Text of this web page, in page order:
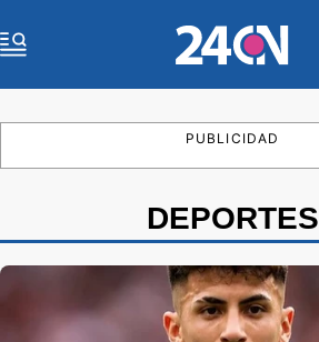
PUBLICIDAD
DEPORTES